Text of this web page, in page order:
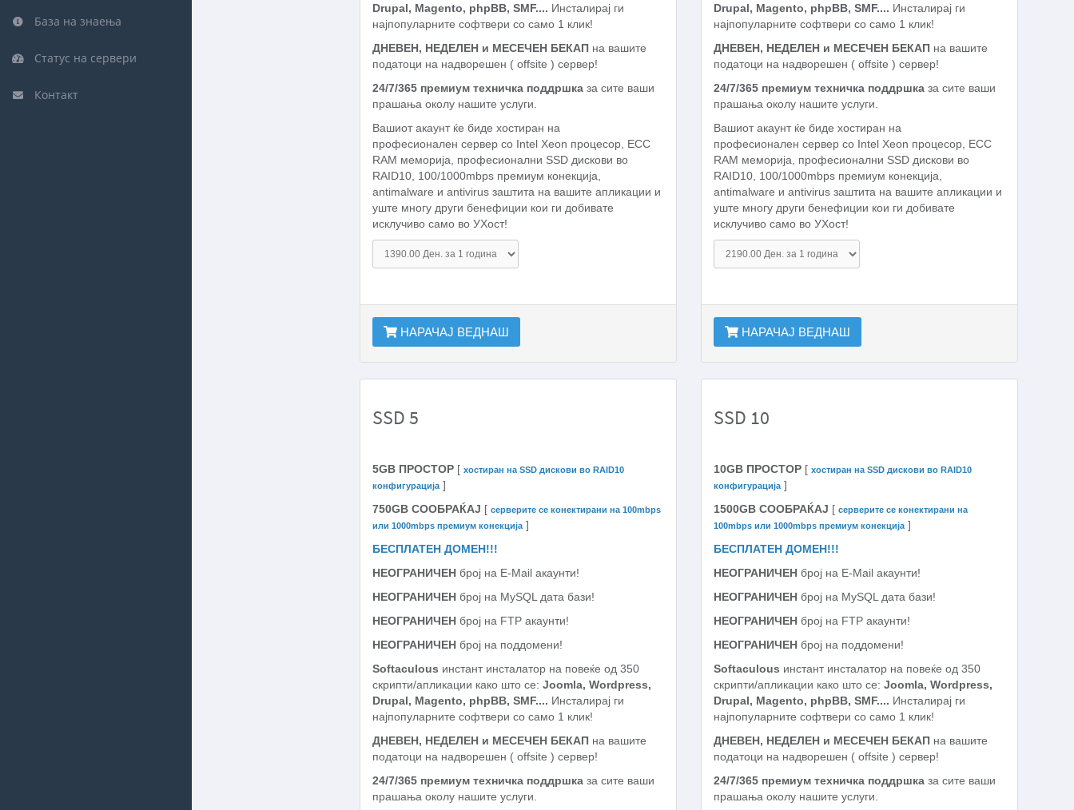
База на знаења
Статус на сервери
Контакт
Drupal, Magento, phpBB, SMF.... Инсталирај ги
најпопуларните софтвери со само 1 клик!
ДНЕВЕН, НЕДЕЛЕН и МЕСЕЧЕН БЕКАП на вашите
податоци на надворешен ( offsite ) сервер!
24/7/365 премиум техничка поддршка за сите ваши
прашања околу нашите услуги.
Вашиот акаунт ќе биде хостиран на
професионален сервер со Intel Xeon процесор, ECC
RAM меморија, професионални SSD дискови во
RAID10, 100/1000mbps премиум конекција,
antimalware и antivirus заштита на вашите апликации и
уште многу други бенефиции кои ги добивате
исклучиво само во УХост!
НАРАЧАЈ ВЕДНАШ
Drupal, Magento, phpBB, SMF.... Инсталирај ги
најпопуларните софтвери со само 1 клик!
ДНЕВЕН, НЕДЕЛЕН и МЕСЕЧЕН БЕКАП на вашите
податоци на надворешен ( offsite ) сервер!
24/7/365 премиум техничка поддршка за сите ваши
прашања околу нашите услуги.
Вашиот акаунт ќе биде хостиран на
професионален сервер со Intel Xeon процесор, ECC
RAM меморија, професионални SSD дискови во
RAID10, 100/1000mbps премиум конекција,
antimalware и antivirus заштита на вашите апликации и
уште многу други бенефиции кои ги добивате
исклучиво само во УХост!
НАРАЧАЈ ВЕДНАШ
SSD 5
5GB ПРОСТОР [хостиран на SSD дискови во RAID10
конфигурација ]
750GB СООБРАЌАЈ [серверите се конектирани на 100mbps
или 1000mbps премиум конекција ]
БЕСПЛАТЕН ДОМЕН!!!
НЕОГРАНИЧЕНброј на E-Mail акаунти!
НЕОГРАНИЧЕНброј на MySQL дата бази!
НЕОГРАНИЧЕНброј на FTP акаунти!
НЕОГРАНИЧЕНброј на поддомени!
Softaculous инстант инсталатор на повеќе од 350
скрипти/апликации како што се:Joomla, Wordpress,
Drupal, Magento, phpBB, SMF.... Инсталирај ги
најпопуларните софтвери со само 1 клик!
ДНЕВЕН, НЕДЕЛЕН и МЕСЕЧЕН БЕКАП на вашите
податоци на надворешен ( offsite ) сервер!
24/7/365 премиум техничка поддршка за сите ваши
прашања околу нашите услуги.
SSD 10
10GB ПРОСТОР [ хостиран на SSD дискови во RAID10
конфигурација ]
1500GB СООБРАЌАЈ [ серверите се конектирани на
100mbps или 1000mbps премиум конекција ]
БЕСПЛАТЕН ДОМЕН!!!
НЕОГРАНИЧЕН број на E-Mail акаунти!
НЕОГРАНИЧЕН број на MySQL дата бази!
НЕОГРАНИЧЕН број на FTP акаунти!
НЕОГРАНИЧЕН број на поддомени!
Softaculous инстант инсталатор на повеќе од 350
скрипти/апликации како што се: Joomla, Wordpress,
Drupal, Magento, phpBB, SMF.... Инсталирај ги
најпопуларните софтвери со само 1 клик!
ДНЕВЕН, НЕДЕЛЕН и МЕСЕЧЕН БЕКАП на вашите
податоци на надворешен ( offsite ) сервер!
24/7/365 премиум техничка поддршка за сите ваши
прашања околу нашите услуги.